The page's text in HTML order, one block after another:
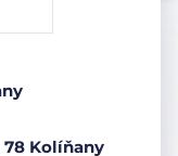
78 Kolíňany